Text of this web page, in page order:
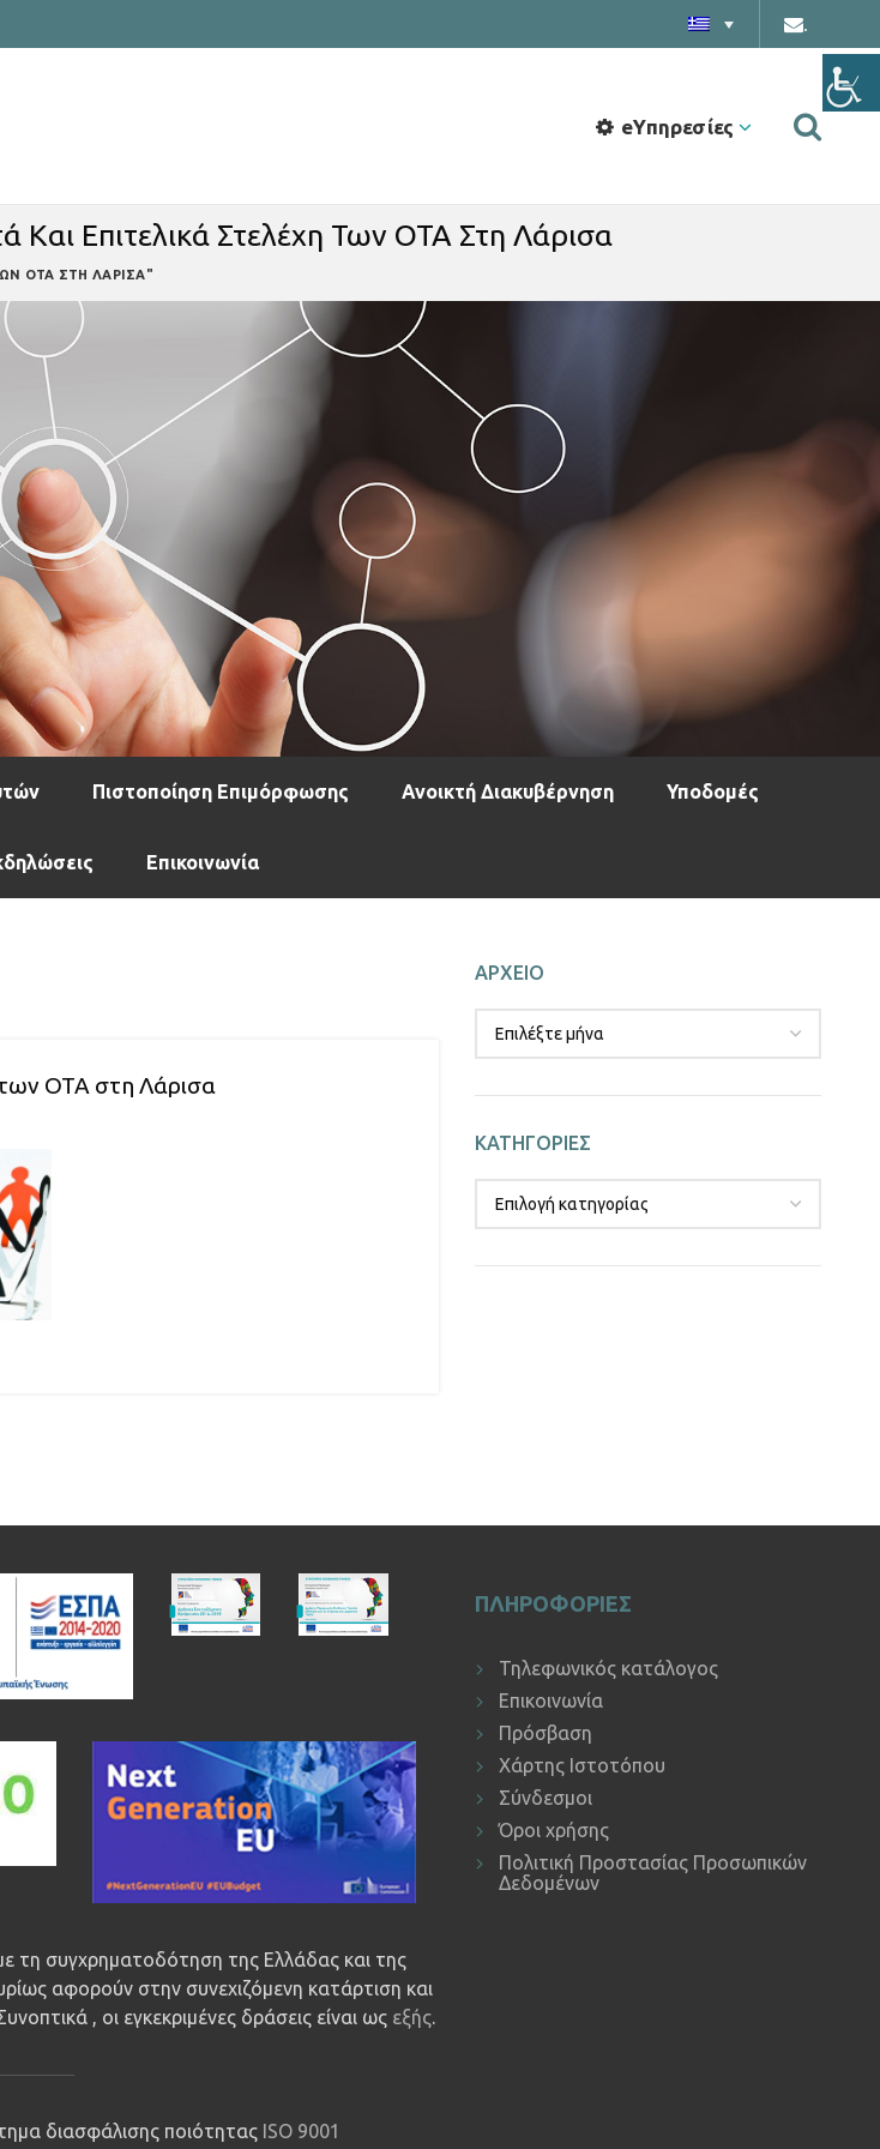
eΥπηρεσίες
Και Επιτελικά Στελέχη Των ΟΤΑ Στη Λάρισα
ΟΤΑ ΣΤΗ ΛΑΡΙΣΑ"
Πιστοποίηση Επιμόρφωσης Ανοικτή Διακυβέρνηση Υποδομές
Επικοινωνία
των ΟΤΑ στη Λάρισα
ΑΡΧΕΙΟ
ΚΑΤΗΓΟΡΙΕΣ
τη συγχρηματοδότηση της Ελλάδας και της
αφορούν στην συνεχιζόμενη κατάρτιση και
, οι εγκεκριμένες δράσεις είναι ως εξής.
διασφάλισης ποιότητας ISO 9001
ΠΛΗΡΟΦΟΡΙΕΣ
Τηλεφωνικός κατάλογος
Επικοινωνία
Πρόσβαση
Χάρτης Ιστοτόπου
Σύνδεσμοι
Όροι χρήσης
Πολιτική Προστασίας Προσωπικών
Δεδομένων